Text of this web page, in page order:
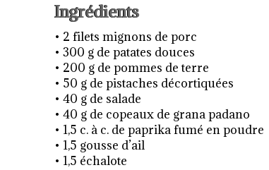
Ingrédients
• 2 filets mignons de porc
• 300 g de patates douces
• 200 g de pommes de terre
• 50 g de pistaches décortiquées
• 40 g de salade
• 40 g de copeaux de grana padano
• 1,5 c. à c. de paprika fumé en poudre
• 1,5 gousse d’ail
• 1,5 échalote